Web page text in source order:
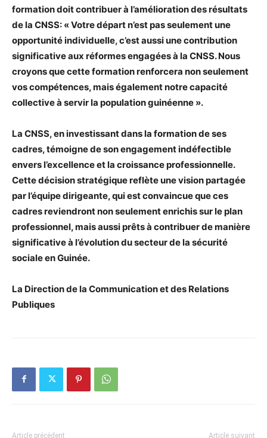
formation doit contribuer à l’amélioration des résultats
de la CNSS: « Votre départ n’est pas seulement une
opportunité individuelle, c’est aussi une contribution
significative aux réformes engagées à la CNSS. Nous
croyons que cette formation renforcera non seulement
vos compétences, mais également notre capacité
collective à servir la population guinéenne ».
La CNSS, en investissant dans la formation de ses
cadres, témoigne de son engagement indéfectible
envers l’excellence et la croissance professionnelle.
Cette décision stratégique reflète une vision partagée
par l’équipe dirigeante, qui est convaincue que ces
cadres reviendront non seulement enrichis sur le plan
professionnel, mais aussi prêts à contribuer de manière
significative à l’évolution du secteur de la sécurité
sociale en Guinée.
La Direction de la Communication et des Relations
Publiques
Article précédent Article suivant